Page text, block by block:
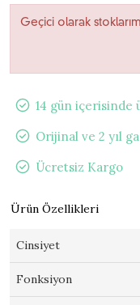
Geçici olarak
14 gün içerisinde
Orijinal ve 2 yıl
Ücretsiz Kargo
Ürün Özellikleri
Cinsiyet
Fonksiyon